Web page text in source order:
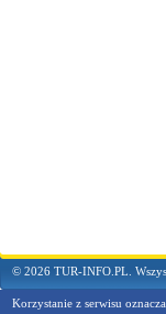
© 2026 TUR-INFO.PL.
Korzystanie z serwisu